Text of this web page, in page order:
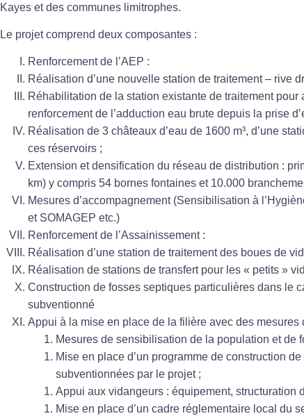
Kayes et des communes limitrophes.
Le projet comprend deux composantes :
Renforcement de l’AEP :
Réalisation d’une nouvelle station de traitement – rive
Réhabilitation de la station existante de traitement pour
renforcement de l’adduction eau brute depuis la prise
Réalisation de 3 châteaux d’eau de 1600 m³, d’une
ces réservoirs ;
Extension et densification du réseau de distribution :
km) y compris 54 bornes fontaines et 10.000
Mesures d’accompagnement (Sensibilisation à
et SOMAGEP etc.)
Renforcement de l’Assainissement :
Réalisation d’une station de traitement des boues de
Réalisation de stations de transfert pour les « petits »
Construction de fosses septiques particulières dans le
subventionné
Appui à la mise en place de la filière avec des mesures
Mesures de sensibilisation de la population et de
Mise en place d’un programme de construction
subventionnées par le projet ;
Appui aux vidangeurs : équipement, structuration
Mise en place d’un cadre réglementaire local du